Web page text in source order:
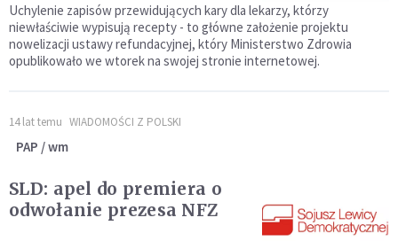
Uchylenie zapisów przewidujących kary dla lekarzy, którzy
niewłaściwie wypisują recepty - to główne założenie projektu
nowelizacji ustawy refundacyjnej, który Ministerstwo Zdrowia
opublikowało we wtorek na swojej stronie internetowej.
14 lat temu WIADOMOŚCI Z POLSKI
PAP / wm
SLD: apel do premiera o
odwołanie prezesa NFZ